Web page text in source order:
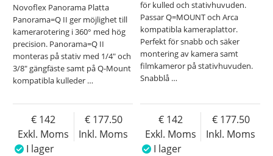
Novoflex Panorama Platta
Panorama=Q II ger möjlighet till
kamerarotering i 360° med hög
precision. Panorama=Q II
monteras på stativ med 1/4" och
3/8" gängfäste samt på Q-Mount
kompatibla kulleder …
Exkl. Moms
142
Inkl. Moms
177.50
I lager
för kulled och stativhuvuden.
Passar Q=MOUNT och Arca
kompatibla kameraplattor.
Perfekt för snabb och säker
montering av kamera samt
filmkameror på stativhuvuden.
Snabblå …
Exkl. Moms
142
Inkl. Moms
177.50
I lager